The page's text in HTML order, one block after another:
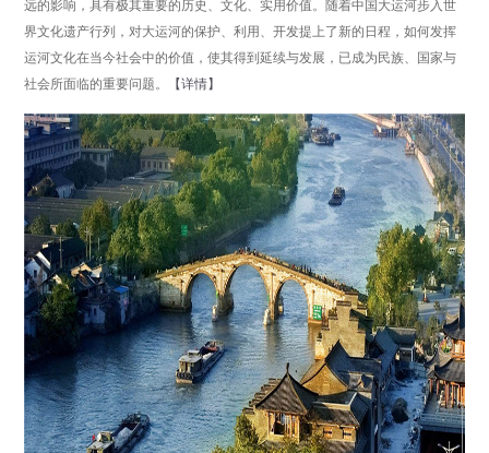
远的影响，具有极其重要的历史、文化、实用价值。随着中国大运河步入世
界文化遗产行列，对大运河的保护、利用、开发提上了新的日程，如何发挥
运河文化在当今社会中的价值，使其得到延续与发展，已成为民族、国家与
社会所面临的重要问题。
【详情】
分享 点击数：3795